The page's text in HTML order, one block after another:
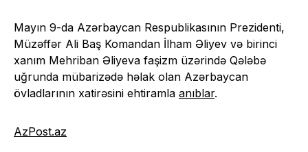
Mayın 9-da Azərbaycan Respublikasının Prezidenti,
Müzəffər Ali Baş Komandan İlham Əliyev və birinci
xanım Mehriban Əliyeva faşizm üzərində Qələbə
uğrunda mübarizədə həlak olan Azərbaycan
övladlarının xatirəsini ehtiramla anıblar.
AzPost.az